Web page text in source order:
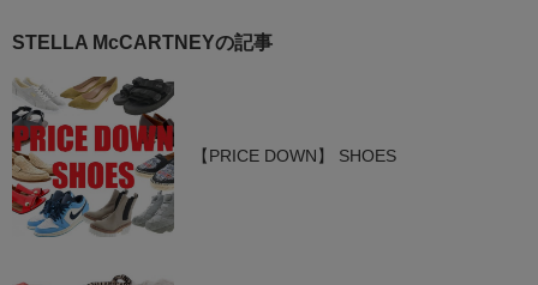
STELLA McCARTNEYの記事
【PRICE DOWN】 SHOES